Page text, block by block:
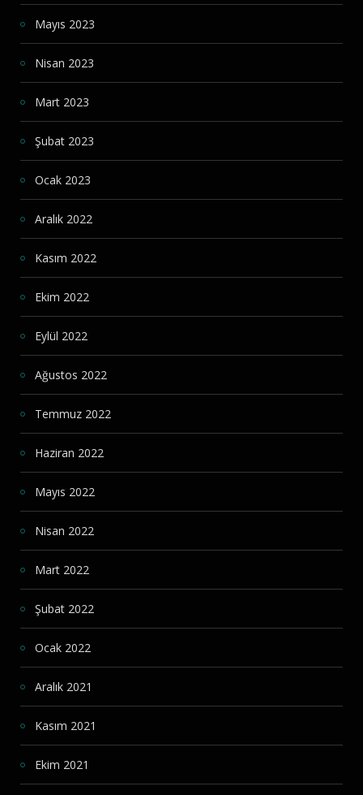
Mayıs 2023
Nisan 2023
Mart 2023
Şubat 2023
Ocak 2023
Aralık 2022
Kasım 2022
Ekim 2022
Eylül 2022
Ağustos 2022
Temmuz 2022
Haziran 2022
Mayıs 2022
Nisan 2022
Mart 2022
Şubat 2022
Ocak 2022
Aralık 2021
Kasım 2021
Ekim 2021